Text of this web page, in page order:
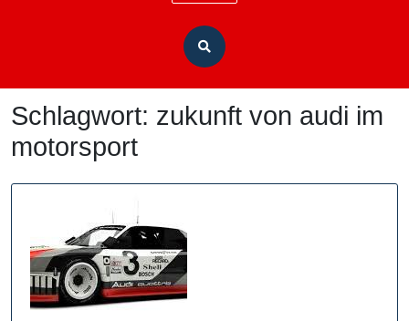
Schlagwort: zukunft von audi im
motorsport